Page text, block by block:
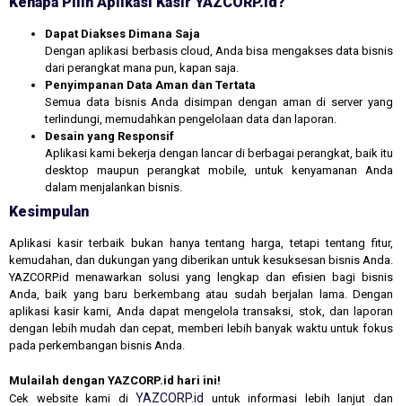
Dapat Diakses Dimana Saja
Dengan aplikasi berbasis cloud, Anda bisa mengakses data bisnis
dari perangkat mana pun, kapan saja.
Penyimpanan Data Aman dan Tertata
Semua data bisnis Anda disimpan dengan aman di server yang
terlindungi, memudahkan pengelolaan data dan laporan.
Desain yang Responsif
Aplikasi kami bekerja dengan lancar di berbagai perangkat, baik itu
desktop maupun perangkat mobile, untuk kenyamanan Anda
dalam menjalankan bisnis.
Kesimpulan
Aplikasi kasir terbaik bukan hanya tentang harga, tetapi tentang fitur,
kemudahan, dan dukungan yang diberikan untuk kesuksesan bisnis Anda.
YAZCORP.id menawarkan solusi yang lengkap dan efisien bagi bisnis
Anda, baik yang baru berkembang atau sudah berjalan lama. Dengan
aplikasi kasir kami, Anda dapat mengelola transaksi, stok, dan laporan
dengan lebih mudah dan cepat, memberi lebih banyak waktu untuk fokus
pada perkembangan bisnis Anda.
Mulailah dengan YAZCORP.id hari ini!
Cek website kami di YAZCORP.id
untuk informasi lebih lanjut dan